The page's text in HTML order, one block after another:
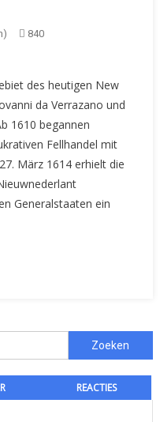
840
des heutigen New
da Verrazano und
1610 begannen
Fellhandel mit
März 1614 erhielt die
Generalstaaten ein
Zoeken
naar:
REACTIES